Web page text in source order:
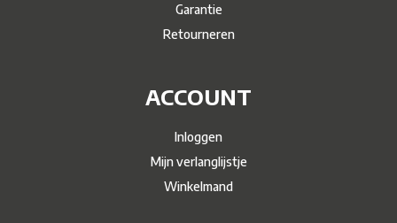
Garantie
Retourneren
ACCOUNT
Inloggen
Mijn verlanglijstje
Winkelmand